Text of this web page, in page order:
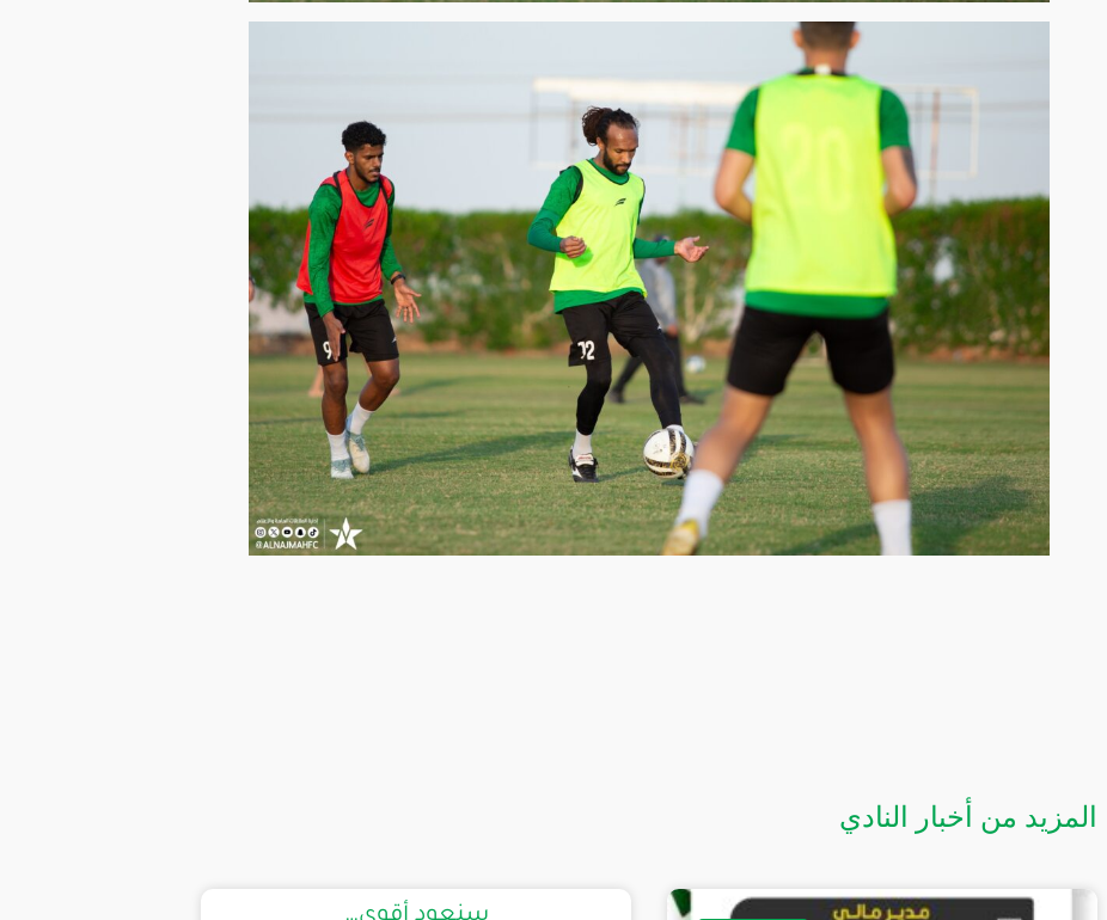
المزيد من أخبار النادي